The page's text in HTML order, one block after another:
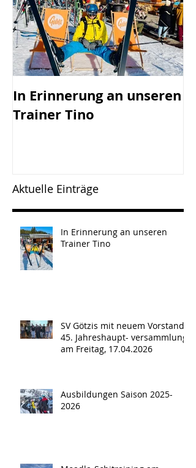
In Erinnerung an unseren
Trainer Tino
Aktuelle Einträge
In Erinnerung an unseren
Trainer Tino
SV Götzis mit neuem Vorstand -
45. Jahreshaupt- versammlung
am Freitag, 17.04.2026
Ausbildungen Saison 2025-
2026